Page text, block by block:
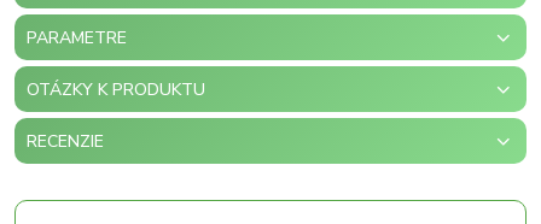
PARAMETRE
OTÁZKY K PRODUKTU
RECENZIE